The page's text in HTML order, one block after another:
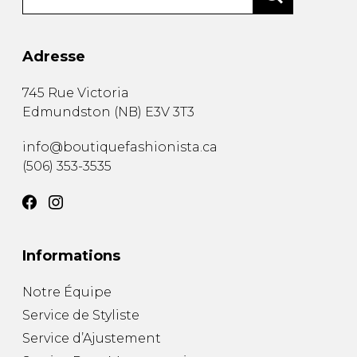
Adresse
745 Rue Victoria
Edmundston (NB) E3V 3T3
info@boutiquefashionista.ca
(506) 353-3535
Informations
Notre Équipe
Service de Styliste
Service d’Ajustement